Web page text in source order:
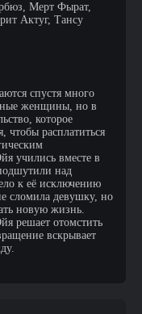
Мерт Фырат,
Актуг, Тансу
спустя много
женщины, но в
которое
чтобы расплатиться
учились вместе в
над
к её исключению
сломила девушку, но
новую жизнь.
решает отомстить
вскрывает